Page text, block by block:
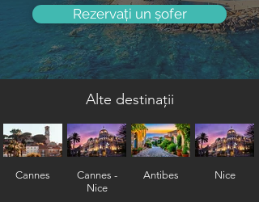
Rezervați un șofer
Alte destinații
Cannes
Cannes -
Nice
Antibes Nice